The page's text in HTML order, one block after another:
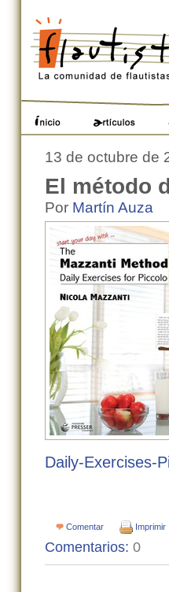
contenido.
navegación
Secciones
13 de octubre de
El método
Por Martín Auza
Daily-Exercises-
Comentar Imprimir
Comentarios: 0